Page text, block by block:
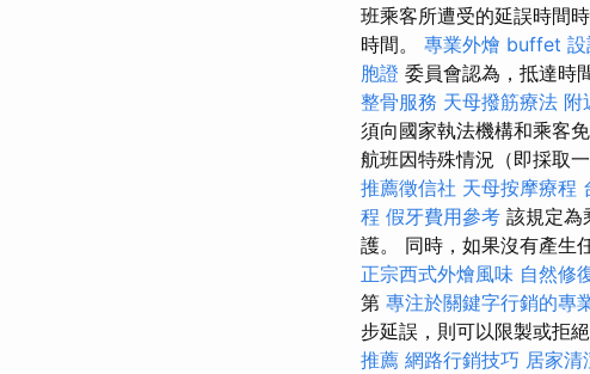
班乘客所遭受的延誤時間
時間。 專業外燴 buffet 設
胞證 委員會認為，抵達時
整骨服務 天母撥筋療法 附
須向國家執法機構和乘客
航班因特殊情況（即採取
推薦徵信社 天母按摩療程
程 假牙費用參考 該規定為
護。 同時，如果沒有產生
正宗西式外燴風味 自然修
第 專注於關鍵字行銷的專
步延誤，則可以限製或拒
推薦 網路行銷技巧 居家清